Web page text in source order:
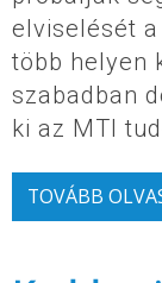
elviselését
több helyen
szabadban
ki az MTI
TOVÁBB